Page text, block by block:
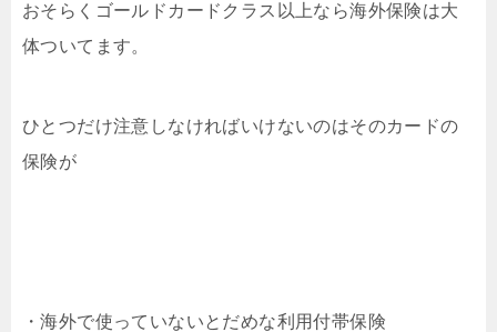
おそらくゴールドカードクラス以上なら海外保険は大
体ついてます。
ひとつだけ注意しなければいけないのはそのカードの
保険が
・海外で使っていないとだめな利用付帯保険